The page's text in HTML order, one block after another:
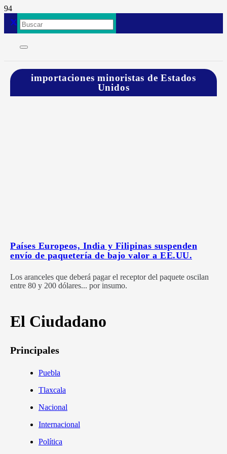
importaciones minoristas de Estados
Unidos
Países Europeos, India y Filipinas suspenden
envío de paquetería de bajo valor a EE.UU.
Los aranceles que deberá pagar el receptor del paquete oscilan
entre 80 y 200 dólares... por insumo.
El Ciudadano
Principales
Puebla
Tlaxcala
Nacional
Internacional
Política